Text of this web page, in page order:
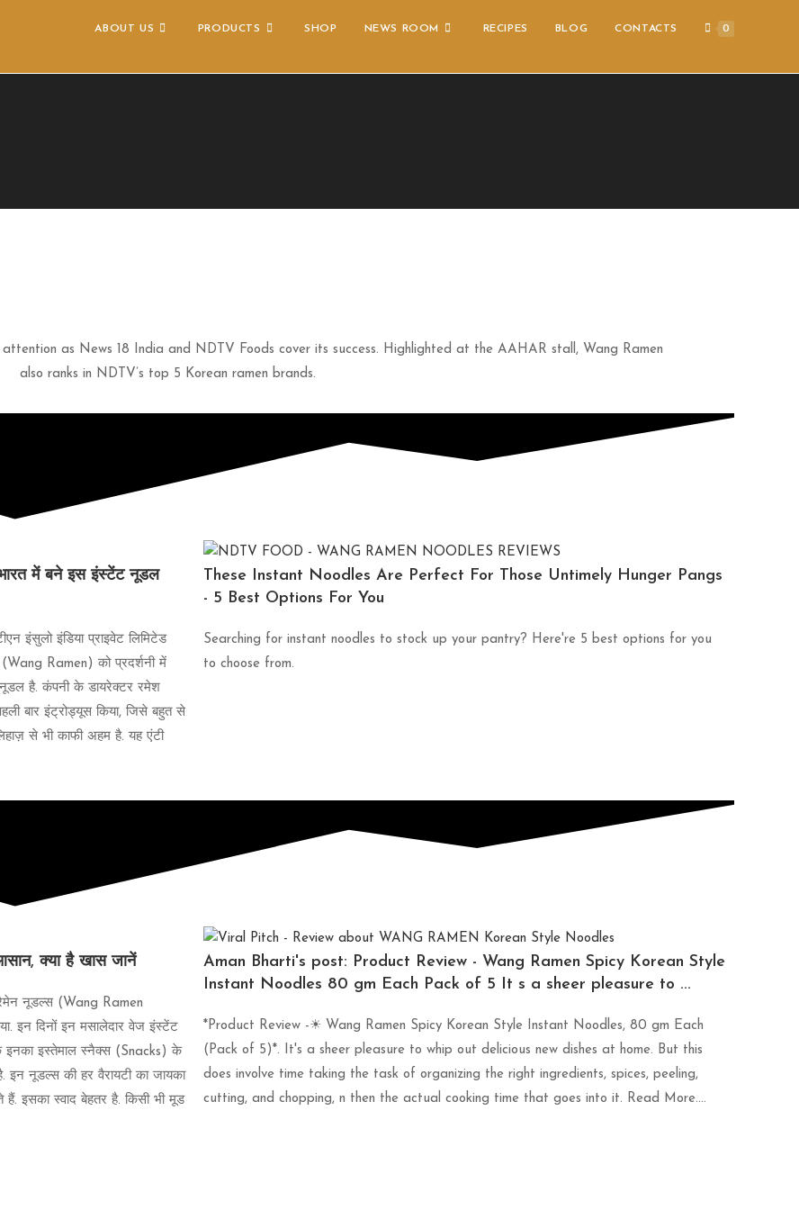
ABOUT US PRODUCTS SHOP NEWS ROOM RECIPES BLOG CONTACTS 0
as News 18 India and NDTV Foods cover its success. Highlighted at the AAHAR stall, Wang Ramen
also ranks in NDTV’s top 5 Korean ramen brands.
में बने इस इंस्‍टेंट नूडल
इंसुलो इंडिया प्राइवेट लिमिटेड
(Wang Ramen) को प्रदर्शनी में
नूडल है. कंपनी के डायरेक्‍टर रमेश
बार इंट्रोड्यूस किया, जिसे बहुत से
से भी काफी अहम है. यह एंटी
These Instant Noodles Are Perfect For Those Untimely Hunger Pangs
- 5 Best Options For You
Searching for instant noodles to stock up your pantry? Here're 5 best options for you
to choose from.
क्या है खास जानें
नूडल्स (Wang Ramen
इन दिनों इन मसालेदार वेज इंस्टेंट
इनका इस्तेमाल स्नैक्स (Snacks) के
नूडल्स की हर वैरायटी का जायका
इसका स्वाद बेहतर है. किसी भी मूड
Aman Bharti's post: Product Review - Wang Ramen Spicy Korean Style
Instant Noodles 80 gm Each Pack of 5 It s a sheer pleasure to ...
*Product Review -☀︎︎ Wang Ramen Spicy Korean Style Instant Noodles, 80 gm Each
(Pack of 5)*. It's a sheer pleasure to whip out delicious new dishes at home. But this
does involve time taking the task of organizing the right ingredients, spices, peeling,
cutting, and chopping, n then the actual cooking time that goes into it. Read More....